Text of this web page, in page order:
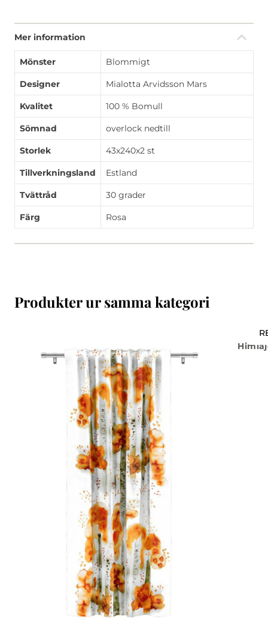
Mer information
Mönster Blommigt
Designer Mialotta Arvidsson Mars
Kvalitet 100 % Bomull
Sömnad overlock nedtill
Storlek 43x240x2 st
Tillverkningsland Estland
Tvättråd 30 grader
Färg Rosa
Produkter ur samma kategori